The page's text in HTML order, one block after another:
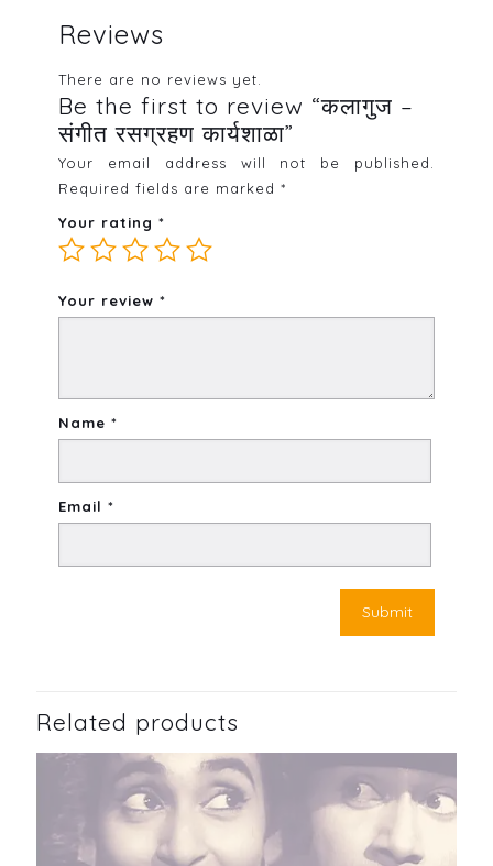
Reviews
There are no reviews yet.
Be the first to review “कलागुज –
संगीत रसग्रहण कार्यशाळा”
Your email address will not be published.
Required fields are marked *
Your rating *
Your review *
Name *
Email *
Related products